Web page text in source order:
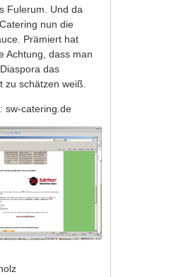
Fulerum. Und da
nun die
Prämiert hat
Achtung, dass man
das
zu schätzen weiß.
sw-catering.de